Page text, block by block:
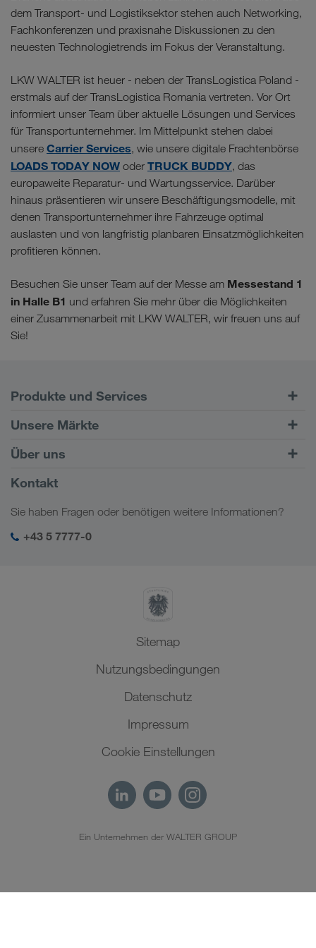
dem Transport- und Logistiksektor stehen auch Networking,
Fachkonferenzen und praxisnahe Diskussionen zu den
neuesten Technologietrends im Fokus der Veranstaltung.
LKW WALTER ist heuer - neben der TransLogistica Poland -
erstmals auf der TransLogistica Romania vertreten. Vor Ort
informiert unser Team über aktuelle Lösungen und Services
für Transportunternehmer. Im Mittelpunkt stehen dabei
unsere Carrier Services, wie unsere digitale Frachtenbörse
LOADS TODAY NOW oder TRUCK BUDDY, das
europaweite Reparatur- und Wartungsservice. Darüber
hinaus präsentieren wir unsere Beschäftigungsmodelle, mit
denen Transportunternehmer ihre Fahrzeuge optimal
auslasten und von langfristig planbaren Einsatzmöglichkeiten
profitieren können.
Besuchen Sie unser Team auf der Messe am Messestand 1
in Halle B1 und erfahren Sie mehr über die Möglichkeiten
einer Zusammenarbeit mit LKW WALTER, wir freuen uns auf
Sie!
Produkte und Services
Straßentransporte
Kundenportal CONNECT
Digitale Lösungen
Branchenlösungen
Unsere Märkte
Europa
Kaukasus
Zentralasien
Naher Osten
Über uns
Firmeninformation
Soziale Verantwortung
SHEQ-Management
Kontakt
Sie haben Fragen oder benötigen weitere Informationen?
+43 5 7777-0
Sitemap
Nutzungsbedingungen
Datenschutz
Impressum
Cookie Einstellungen
Ein Unternehmen der WALTER GROUP